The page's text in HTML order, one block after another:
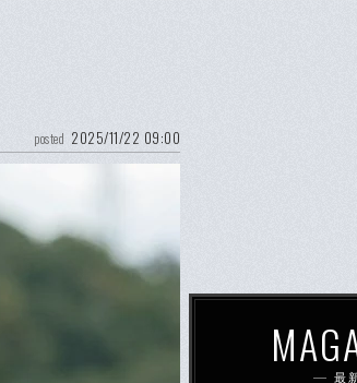
posted 2025/11/22 09:00
最